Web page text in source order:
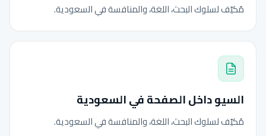
مُكيّف لسلوك البحث، اللغة، والمنافسة في السعودية.
السيو داخل الصفحة في السعودية
مُكيّف لسلوك البحث، اللغة، والمنافسة في السعودية.